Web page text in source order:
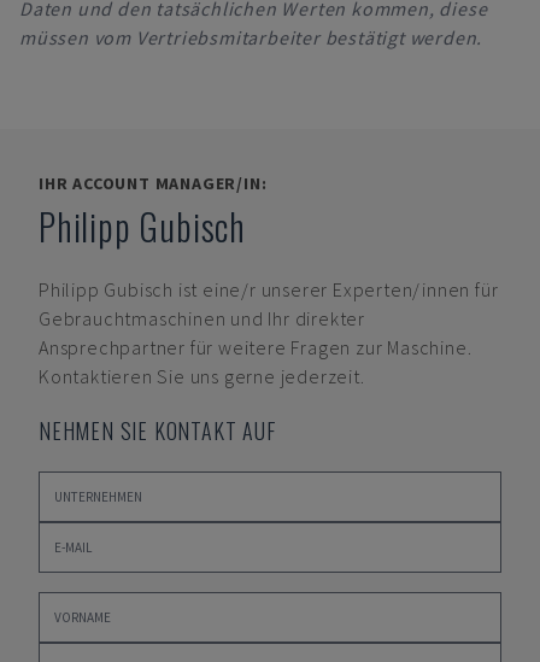
Daten und den tatsächlichen Werten kommen, diese
müssen vom Vertriebsmitarbeiter bestätigt werden.
IHR ACCOUNT MANAGER/IN:
Philipp Gubisch
Philipp Gubisch ist eine/r unserer Experten/innen für
Gebrauchtmaschinen und Ihr direkter
Ansprechpartner für weitere Fragen zur Maschine.
Kontaktieren Sie uns gerne jederzeit.
NEHMEN SIE KONTAKT AUF